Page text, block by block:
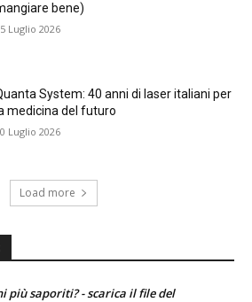
bene)
Luglio 2026
System: 40 anni di laser italiani per
medicina del futuro
Luglio 2026
Load more
più saporiti? - scarica il file del